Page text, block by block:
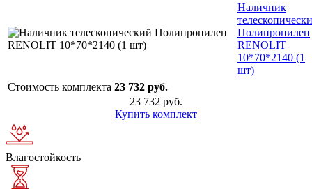
Наличник
Полипропилен
RENOLIT
10*70*2140 (1
шт)
Стоимость комплекта 23 732 руб.
23 732 руб.
Купить комплект
Влагостойкость